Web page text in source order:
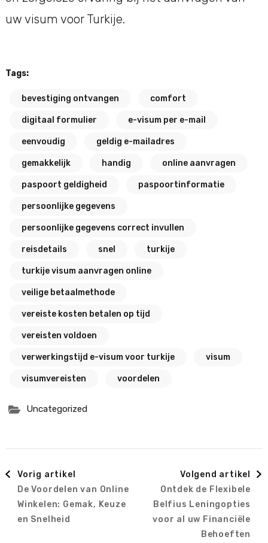
uw visum voor Turkije.
Tags:
bevestiging ontvangen comfort
digitaal formulier e-visum per e-mail
eenvoudig geldig e-mailadres
gemakkelijk handig online aanvragen
paspoort geldigheid paspoortinformatie
persoonlijke gegevens
persoonlijke gegevens correct invullen
reisdetails snel turkije
turkije visum aanvragen online
veilige betaalmethode
vereiste kosten betalen op tijd
vereisten voldoen
verwerkingstijd e-visum voor turkije visum
visumvereisten voordelen
Uncategorized
Berichtnavigatie
Vorig artikel
De Voordelen van Online
Winkelen: Gemak, Keuze
en Snelheid
Volgend artikel
Ontdek de Flexibele
Belfius Leningopties
voor al uw Financiële
Behoeften